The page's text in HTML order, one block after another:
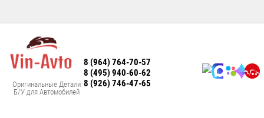
Оригинальные Детали
Б/У для Автомобилей
8 (964) 764-70-57
8 (495) 940-60-62
8 (926) 746-47-65